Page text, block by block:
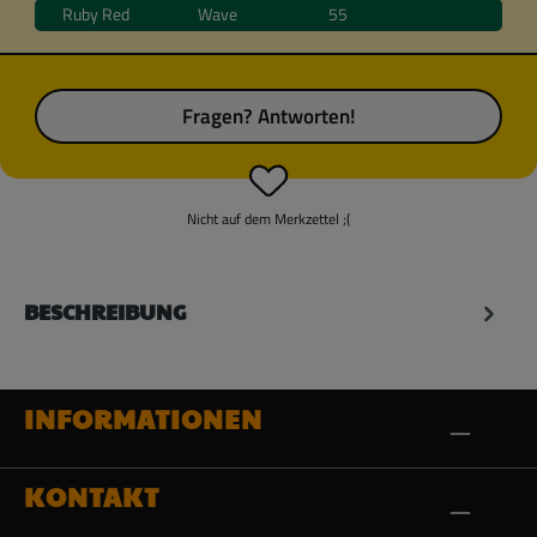
Ruby Red
Wave 55
Nicht auf dem Merkzettel ;(
Fragen? Antworten!
BESCHREIBUNG
INFORMATIONEN
KONTAKT